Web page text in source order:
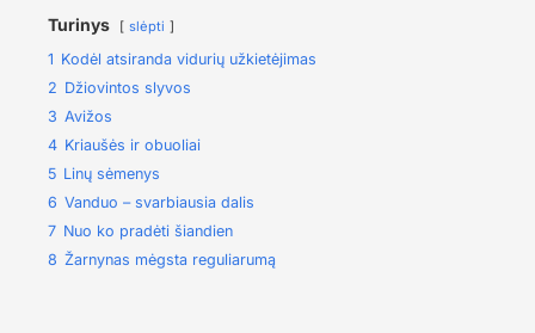
Turinys slėpti
1 Kodėl atsiranda vidurių užkietėjimas
2 Džiovintos slyvos
3 Avižos
4 Kriaušės ir obuoliai
5 Linų sėmenys
6 Vanduo – svarbiausia dalis
7 Nuo ko pradėti šiandien
8 Žarnynas mėgsta reguliarumą